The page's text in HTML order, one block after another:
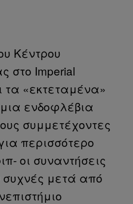
Κέντρου
στο Imperial
τα «εκτεταμένα»
ενδοφλέβια
συμμετέχοντες
περισσότερο
οι συναντήσεις
συχνές μετά από